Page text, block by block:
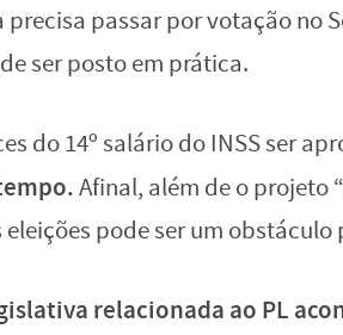
passar por votação no
ser posto em prática.
do 14º salário do INSS ser
Afinal, além de o projeto
pode ser um obstáculo
relacionada ao PL